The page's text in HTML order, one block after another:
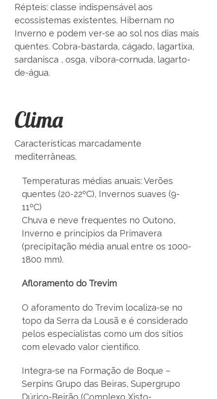
Répteis: classe indispensável aos
ecossistemas existentes. Hibernam no
Inverno e podem ver-se ao sol nos dias mais
quentes. Cobra-bastarda, cágado, lagartixa,
sardanisca , osga, víbora-cornuda, lagarto-
de-água.
Clima
Características marcadamente
mediterrâneas.
Temperaturas médias anuais: Verões
quentes (20-22ºC), Invernos suaves (9-
11ºC)
Chuva e neve frequentes no Outono,
Inverno e princípios da Primavera
(precipitação média anual entre os 1000-
1800 mm).
Afloramento do Trevim
O aforamento do Trevim localiza-se no
topo da Serra da Lousã e é considerado
pelos especialistas como um dos sítios
com elevado valor científico.
Integra-se na Formação de Boque –
Serpins Grupo das Beiras, Supergrupo
Dúrico-Beirão (Complexo Xisto-